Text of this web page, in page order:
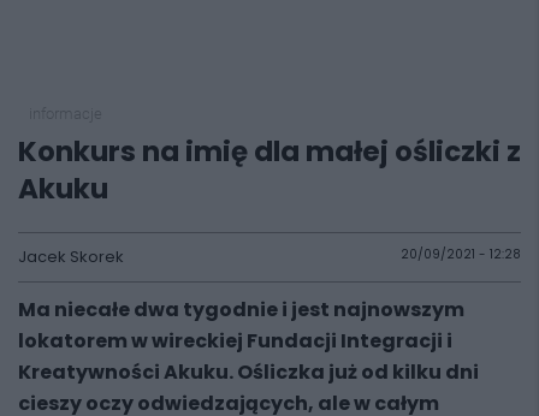
Konkurs na imię dla małej ośliczki z
Akuku
Jacek Skorek 20/09/2021 - 12:28
Ma niecałe dwa tygodnie i jest najnowszym
lokatorem w wireckiej Fundacji Integracji i
Kreatywności Akuku. Ośliczka już od kilku dni
cieszy oczy odwiedzających, ale w całym